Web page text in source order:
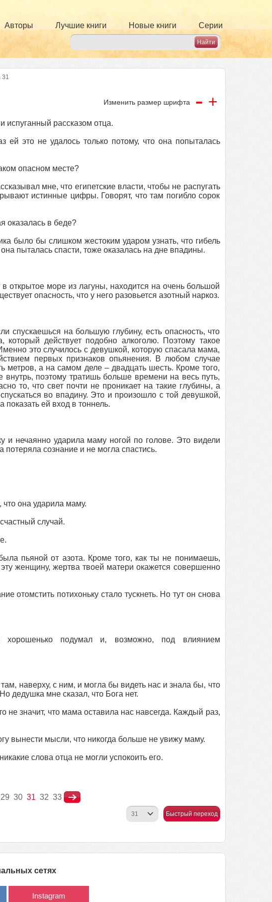
Авторы Лучшие книги Новые книги Серии
31
Изменить размер шрифта - +
рассказом отца.
это не удалось только потому, что она попыталась
опасном месте?
мне, что египетские власти, чтобы не распугать
истинные цифры. Говорят, что там погибло сорок
оказалась в беде?
было бы слишком жестоким ударом узнать, что гибель
пыталась спасти, тоже оказалась на дне впадины.
открытое море из лагуны, находится на очень большой
опасность, что у него разовьется азотный наркоз.
на большую глубину, есть опасность, что
который действует подобно алкоголю. Поэтому такое
это случилось с девушкой, которую спасала мама,
первых признаков опьянения. В любом случае
метров, а на самом деле – двадцать шесть. Кроме того,
поэтому тратишь больше времени на весь путь,
то, что свет почти не проникает на такие глубины, а
во впадину. Это и произошло с той девушкой,
показать ей вход в тоннель.
и нечаянно ударила маму ногой по голове. Это видели
сознание и не могла спастись.
что она ударила маму.
случай.
пьяной от азота. Кроме того, как ты не понимаешь,
женщину, жертва твоей матери окажется совершенно
отомстить потихоньку стало тускнеть. Но тут он снова
подумал и, возможно, под влиянием
наверху, с ним, и могла бы видеть нас и знала бы, что
дедушка мне сказал, что Бога нет.
не значит, что мама оставила нас навсегда. Каждый раз,
вынести мысли, что никогда больше не увижу маму.
слова отца не могли успокоить его.
29 30 31 32 33
Быстрый переход
сетях
Instagram